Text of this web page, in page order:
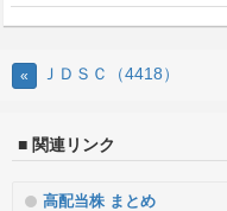
« ＪＤＳＣ（4418）
■ 関連リンク
高配当株 まとめ